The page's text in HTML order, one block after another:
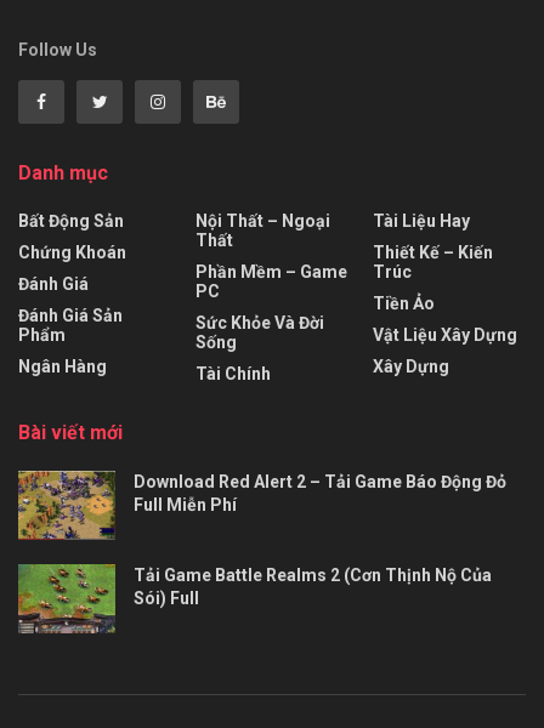
Follow Us
Danh mục
Bất Động Sản
Chứng Khoán
Đánh Giá
Đánh Giá Sản
Phẩm
Ngân Hàng
Nội Thất – Ngoại
Thất
Phần Mềm – Game
PC
Sức Khỏe Và Đời
Sống
Tài Chính
Tài Liệu Hay
Thiết Kế – Kiến
Trúc
Tiền Ảo
Vật Liệu Xây Dựng
Xây Dựng
Bài viết mới
Download Red Alert 2 – Tải Game Báo Động Đỏ
Full Miễn Phí
Tải Game Battle Realms 2 (Cơn Thịnh Nộ Của
Sói) Full